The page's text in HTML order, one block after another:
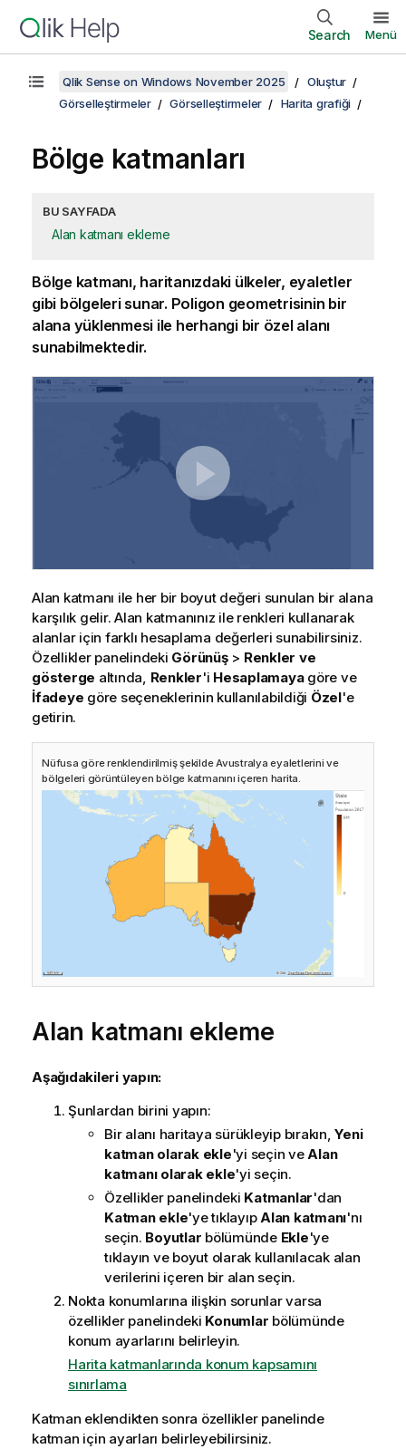
Search Menü
Qlik Sense on Windows November 2025
Oluştur
Görselleştirmeler
Görselleştirmeler Harita grafiği
Bölge katmanları
BU SAYFADA
Alan katmanı ekleme
Bölge katmanı, haritanızdaki ülkeler, eyaletler
gibi bölgeleri sunar. Poligon geometrisinin bir
alana yüklenmesi ile herhangi bir özel alanı
sunabilmektedir.
Alan katmanı ile her bir boyut değeri sunulan bir alana
karşılık gelir. Alan katmanınız ile renkleri kullanarak
alanlar için farklı hesaplama değerleri sunabilirsiniz.
Özellikler panelindeki Görünüş> Renkler ve
gösterge altında, Renkler'i Hesaplamayagöre ve
İfadeye göre seçeneklerinin kullanılabildiği Özel'e
getirin.
Nüfusa göre renklendirilmiş şekilde Avustralya eyaletlerini ve
bölgeleri görüntüleyen bölge katmanını içeren harita.
Alan katmanı ekleme
Aşağıdakileri yapın:
Şunlardan birini yapın:
Bir alanı haritaya sürükleyip bırakın,Yeni
katman olarak ekle'yi seçin veAlan
katmanı olarak ekle'yi seçin.
Özellikler panelindeki Katmanlar'dan
Katman ekle'ye tıklayıpAlan katmanı'nı
seçin. Boyutlar bölümünde Ekle'ye
tıklayın ve boyut olarak kullanılacak alan
verilerini içeren bir alan seçin.
Nokta konumlarına ilişkin sorunlar varsa
özellikler panelindeki Konumlar bölümünde
konum ayarlarını belirleyin.
Harita katmanlarında konum kapsamını
sınırlama
Katman eklendikten sonra özellikler panelinde
katman için ayarları belirleyebilirsiniz.